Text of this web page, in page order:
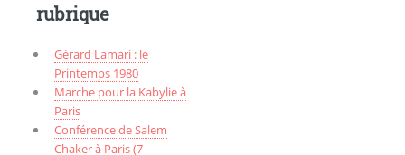
rubrique
Gérard Lamari : le
Printemps 1980
Marche pour la Kabylie à
Paris
Conférence de Salem
Chaker à Paris (7